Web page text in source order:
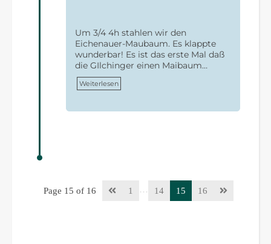
Um 3/4 4h stahlen wir den
Eichenauer-Maubaum. Es klappte
wunderbar! Es ist das erste Mal daß
die GIlchinger einen Maibaum…
Weiterlesen
Page 15 of 16 1 … 14 15 16